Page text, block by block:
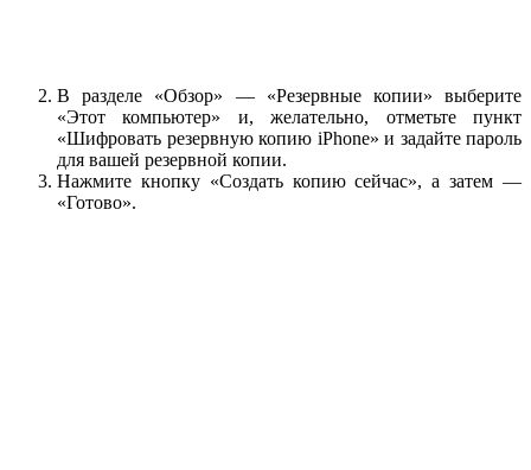
В разделе «Обзор» — «Резервные копии» выберите
«Этот компьютер» и, желательно, отметьте пункт
«Шифровать резервную копию iPhone» и задайте пароль
для вашей резервной копии.
Нажмите кнопку «Создать копию сейчас», а затем —
«Готово».